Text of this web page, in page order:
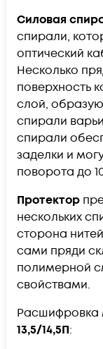
Силовая
спирали,
оптический
Несколько
поверхность
слой,
спирали
спирали
заделки и
поворота до
Протектор
нескольких
сторона
сами пряди
полимерной
свойствами.
Расшифровка
13,5/14,5П: